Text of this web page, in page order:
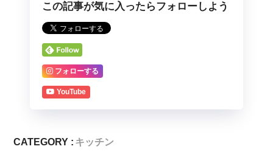
この記事が気に入ったらフォローしよう
フォローする
YouTube
CATEGORY : キッチン